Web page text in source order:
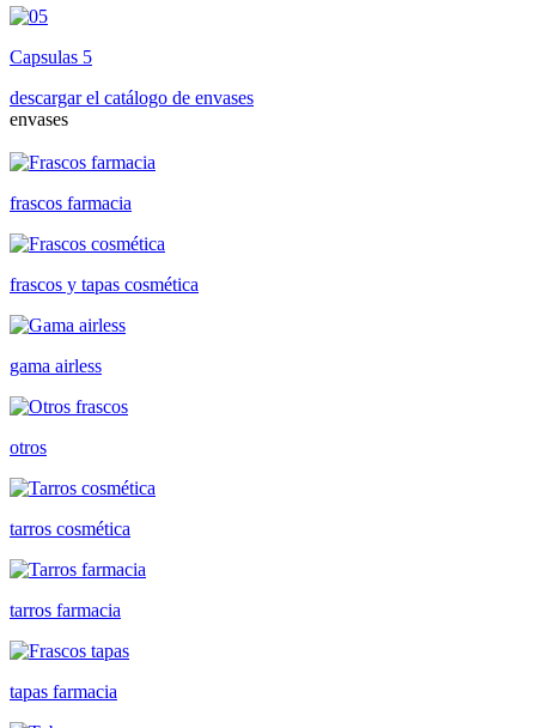
Capsulas 5
descargar el catálogo de envases
envases
frascos farmacia
frascos y tapas cosmética
gama airless
otros
tarros cosmética
tarros farmacia
tapas farmacia